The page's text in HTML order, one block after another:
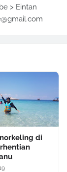
> Eintan
di